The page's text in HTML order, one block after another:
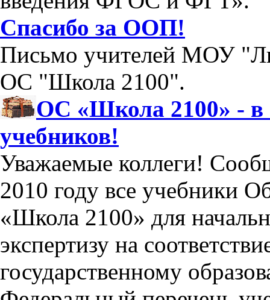
Спасибо за ООП!
Письмо учителей МОУ
ОС "Школа 2100".
ОС «Школа 2100» - в
учебников!
Уважаемые коллеги!
2010 году все учебники
«Школа 2100» для
экспертизу на
государственному